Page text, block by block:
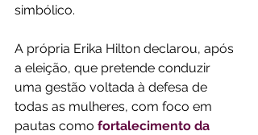
simbólico.
A própria Erika Hilton declarou, após
a eleição, que pretende conduzir
uma gestão voltada à defesa de
todas as mulheres, com foco em
pautas como fortalecimento da